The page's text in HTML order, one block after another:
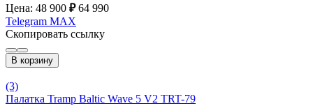
Цена: 48 900 ₽ 64 990
Telegram MAX
Скопировать ссылку
В корзину
(3)
Палатка Tramp Baltic Wave 5 V2 TRT-79